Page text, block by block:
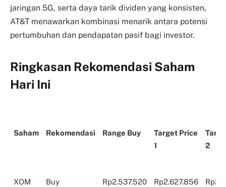
jaringan 5G, serta daya tarik dividen yang konsisten,
AT&T menawarkan kombinasi menarik antara potensi
pertumbuhan dan pendapatan pasif bagi investor.
Ringkasan Rekomendasi Saham
Hari Ini
Saham Rekomendasi Range Buy
Target Price
1
2
Saham Rekomendasi Range Buy
Target Price
XOM Buy Rp2.537.520 Rp2.627.856